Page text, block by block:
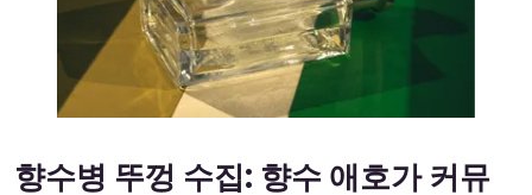
향수병 뚜껑 수집: 향수 애호가 커뮤